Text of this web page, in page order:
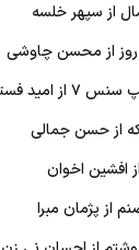
از سپهر خلسه
از محسن چاوشی
فستيوال
از حسن جمالی
افشين اخوان
از پژمان مبرا